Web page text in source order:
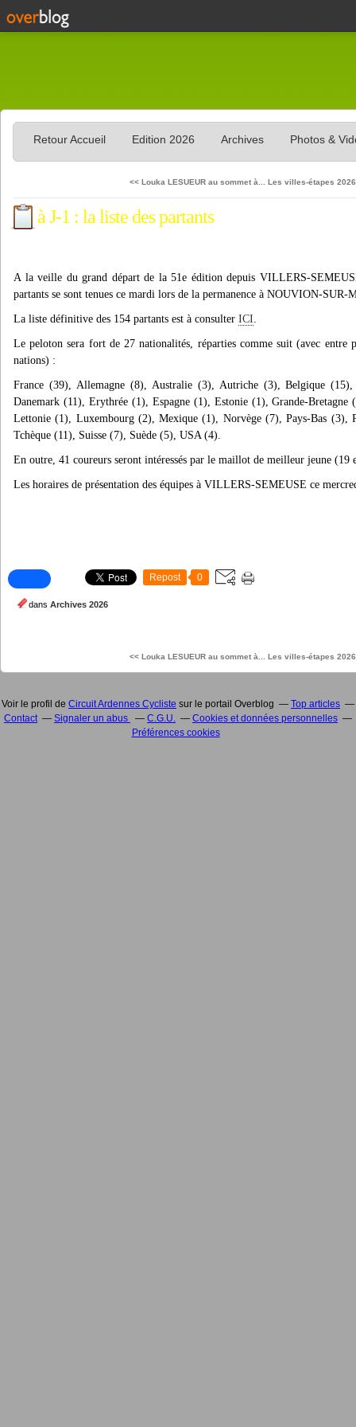
Retour Accueil Edition 2026 Archives Photos &
<< Louka LESUEUR au sommet à... Les villes-étapes
à J-1 : la liste des partants
A la veille du grand départ de la 51e édition depuis VILLERS-
partants se sont tenues ce mardi lors de la permanence à NOUVION-SUR-
La liste définitive des 154 partants est à consulter ICI.
Le peloton sera fort de 27 nationalités, réparties comme suit (avec entre
nations) :
France (39), Allemagne (8), Australie (3), Autriche (3), Belgique
Danemark (11), Erythrée (1), Espagne (1), Estonie (1), Grande-
Lettonie (1), Luxembourg (2), Mexique (1), Norvège (7), Pays-Bas (3),
Tchèque (11), Suisse (7), Suède (5), USA (4).
En outre, 41 coureurs seront intéressés par le maillot de meilleur jeune (19
Les horaires de présentation des équipes à VILLERS-SEMEUSE ce
Repost 0
dans Archives 2026
<< Louka LESUEUR au sommet à... Les villes-étapes
Voir le profil de Circuit Ardennes Cycliste sur le portail Overblog
Top articles
Contact
Signaler un abus C.G.U.
Cookies et données personnelles
Préférences cookies